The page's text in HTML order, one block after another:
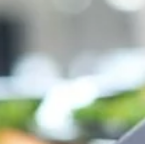
prawdziwej, śnieżnej zimy to wyzwanie
właściwie dla każdego kierowcy, a z